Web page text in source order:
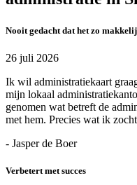
Nooit gedacht dat het zo
26 juli 2026
Ik wil administratiekaart
mijn lokaal
genomen wat betreft de
met hem. Precies wat ik
- Jasper de Boer
Verbetert met succes